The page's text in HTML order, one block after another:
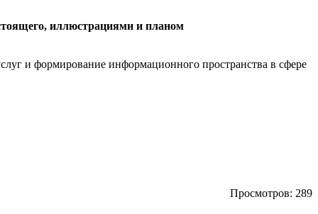
иллюстрациями и планом
и формирование информационного пространства в сфере
Просмотров: 289